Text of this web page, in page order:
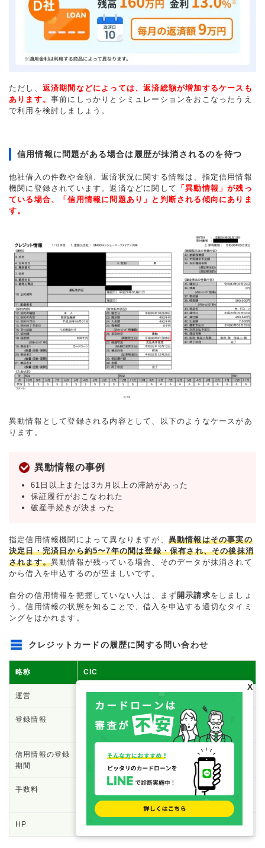
ただし、 返済期間などによっては、返済総額が増加するケースも
あります。 事前にしっかりとシミュレーションをおこなったうえ
で利用を検討しましょう。
信用情報に問題がある場合は履歴が抹消されるのを待つ
他社借入の件数や金額、返済状況に関する情報は、指定信用情報
機関に登録されています。返済などに関して 「異動情報」が残っ
ている場合、「信用情報に問題あり」と判断される傾向にありま
す。
異動情報として登録される内容として、以下のようなケースがあ
ります。
異動情報の事例
61日以上または3カ月以上の滞納があった
保証履行がおこなわれた
破産手続きが決まった
指定信用情報機関によって異なりますが、 異動情報はその事実の
決定日・完済日から約5〜7年の間は登録・保有され、その後抹消
されます。異動情報が残っている場合、そのデータが抹消されて
から借入を申込するのが望ましいです。
自分の信用情報を把握していない人は、まず 開示請求をしましょ
う。信用情報の状態を知ることで、借入を申込する適切なタイミ
ングをはかれます。
クレジットカードの履歴に関する問い合わせ
略称 CIC
運営
登録情報
信販会社・消費者金融・クレジットカード・携
帯電話など
信用情報の登録
期間
最長5年間
手数料
1,500円（郵送）
HP 公式サイト
X